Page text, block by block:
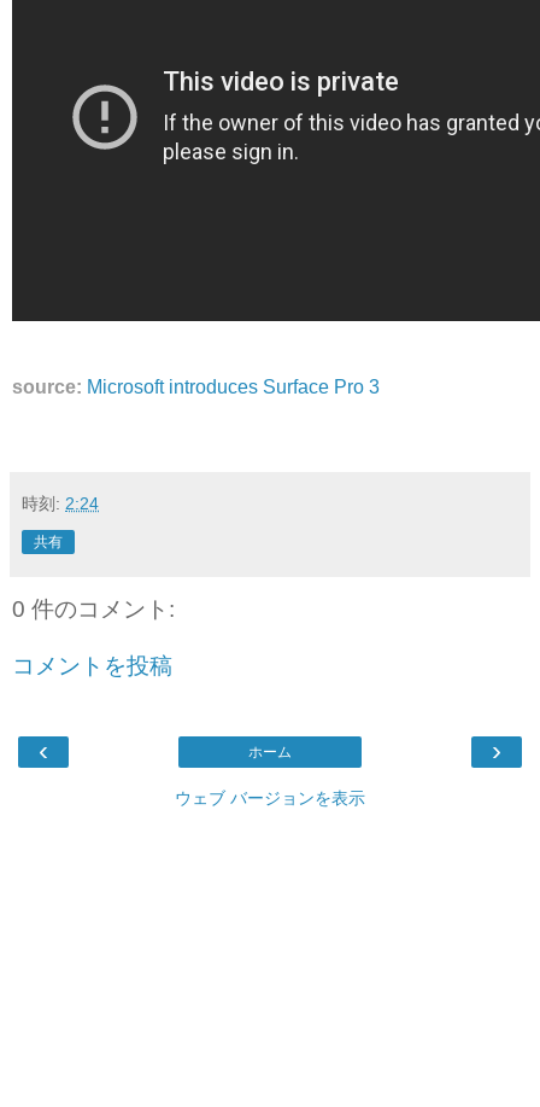
source: Microsoft introduces Surface Pro 3
時刻: 2:24
共有
0 件のコメント:
コメントを投稿
‹ ›
ホーム
ウェブ バージョンを表示